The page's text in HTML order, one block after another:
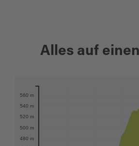
Alles auf
480 m
500 m
520 m
540 m
560 m